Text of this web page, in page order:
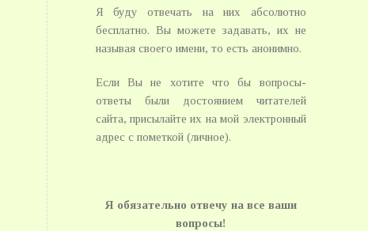
Я буду отвечать на них абсолютно
бесплатно. Вы можете задавать, их не
называя своего имени, то есть анонимно.
Если Вы не хотите что бы вопросы-
ответы были достоянием читателей
сайта, присылайте их на мой электронный
адрес с пометкой (личное).
Я обязательно отвечу на все ваши
вопросы!